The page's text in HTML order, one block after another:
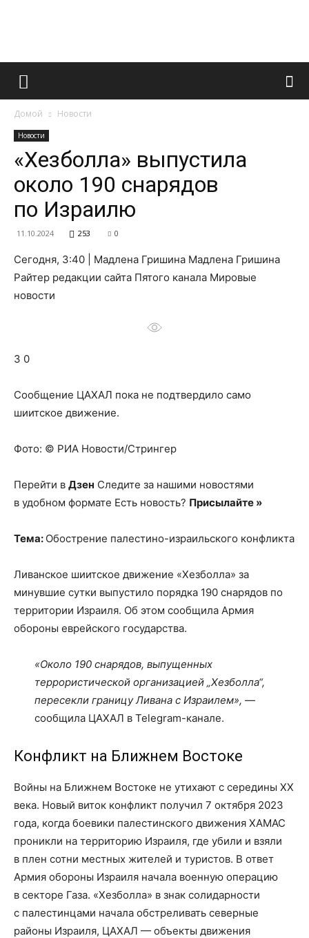
Французский
и
Домой Новости
Новости
«Хезболла» выпустила
около 190 снарядов
по Израилю
11.10.2024 253 0
Сегодня, 3:40 | Мадлена Гришина Мадлена Гришина
Райтер редакции сайта Пятого канала Мировые
новости
3 0
Сообщение ЦАХАЛ пока не подтвердило само
шиитское движение.
Фото: © РИА Новости/Стрингер
Перейти в Дзен Следите за нашими новостями
в удобном формате Есть новость? Присылайте »
Тема: Обострение палестино-израильского конфликта
Ливанское шиитское движение «Хезболла» за
минувшие сутки выпустило порядка 190 снарядов по
территории Израиля. Об этом сообщила Армия
обороны еврейского государства.
«Около 190 снарядов, выпущенных
террористической организацией „Хезболла“,
пересекли границу Ливана с Израилем», —
сообщила ЦАХАЛ в Telegram-канале.
Конфликт на Ближнем Востоке
Войны на Ближнем Востоке не утихают с середины XX
века. Новый виток конфликт получил 7 октября 2023
года, когда боевики палестинского движения ХАМАС
проникли на территорию Израиля, где убили и взяли
в плен сотни местных жителей и туристов. В ответ
Армия обороны Израиля начала военную операцию
в секторе Газа. «Хезболла» в знак солидарности
с палестинцами начала обстреливать северные
районы Израиля, ЦАХАЛ — объекты движения